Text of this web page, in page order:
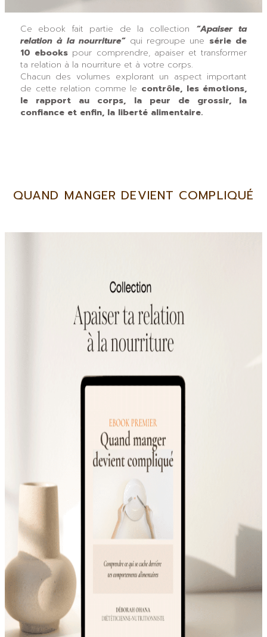
Ce ebook fait partie de la collection “Apaiser ta
relation à la nourriture”qui regroupe une série de
10 ebooks pour comprendre, apaiser et transformer
ta relation à la nourriture et à votre corps.
Chacun des volumes explorant un aspect important
de cette relation comme le contrôle, les émotions,
le rapport au corps, la peur de grossir, la
confiance et enfin, la liberté alimentaire.
QUAND MANGER DEVIENT COMPLIQUÉ